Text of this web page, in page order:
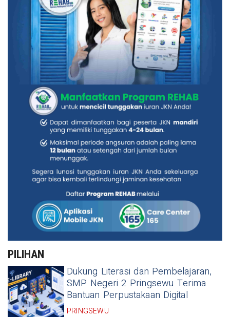
PILIHAN
Dukung Literasi dan Pembelajaran,
SMP Negeri 2 Pringsewu Terima
Bantuan Perpustakaan Digital
PRINGSEWU